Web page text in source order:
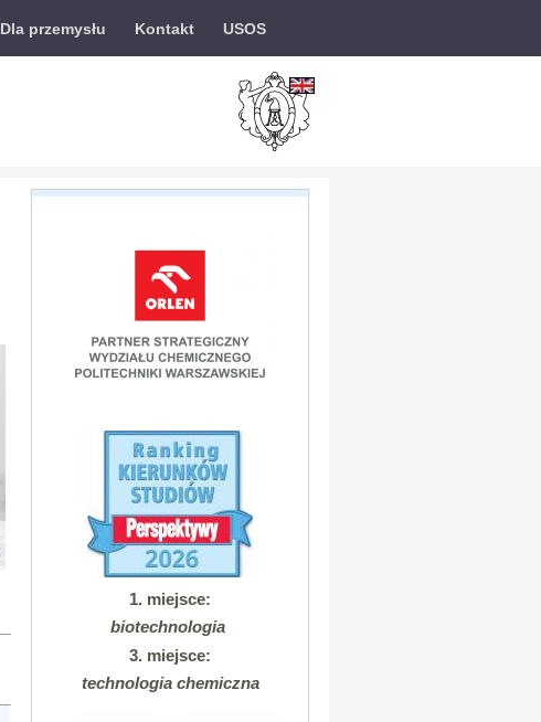
Dla przemysłu Kontakt USOS
1. miejsce:
biotechnologia
3. miejsce:
technologia chemiczna